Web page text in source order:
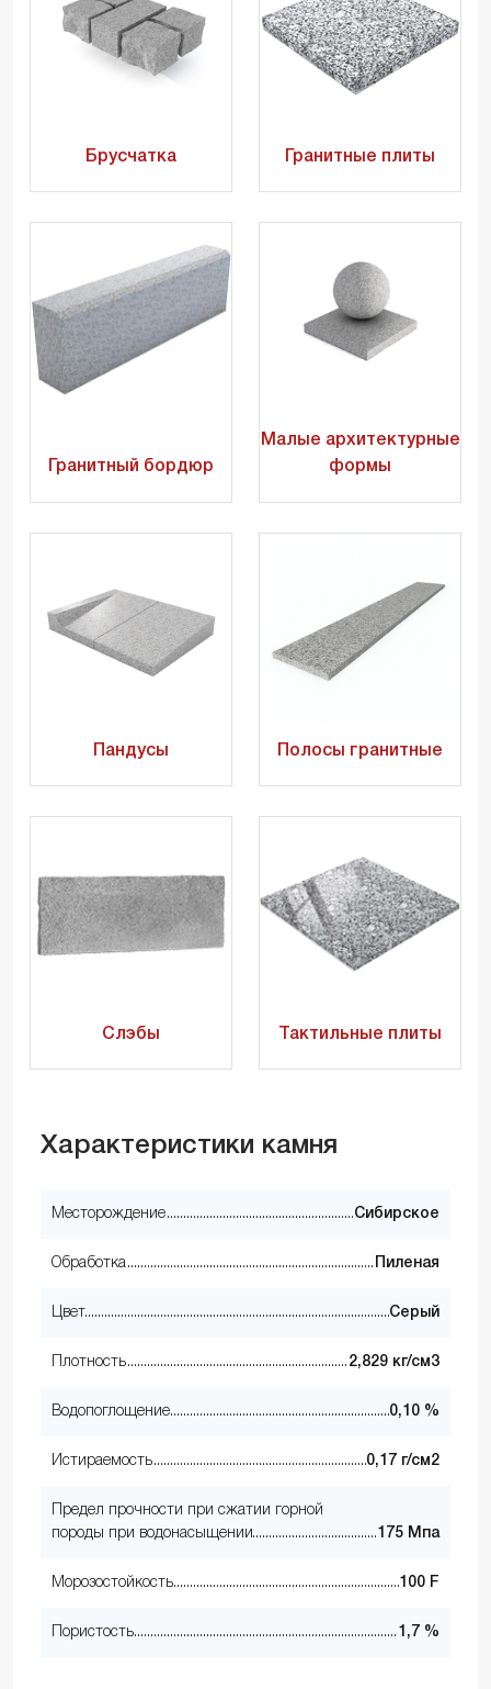
Брусчатка Гранитные плиты
Гранитный бордюр
Малые архитектурные
формы
Пандусы Полосы гранитные
Слэбы Тактильные плиты
Характеристики камня
Месторождение Сибирское
Обработка Пиленая
Цвет Серый
Плотность 2,829 кг/см3
Водопоглощение 0,10 %
Истираемость 0,17 г/см2
Предел прочности при сжатии горной
породы при водонасыщении
175 Мпа
Морозостойкость 100 F
Пористость 1,7 %